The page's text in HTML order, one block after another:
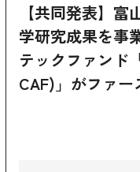
【共同発表】
学研究成果を事
テックファンド
CAF)」がファ